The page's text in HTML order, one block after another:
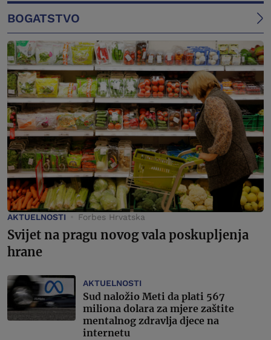
BOGATSTVO
AKTUELNOSTI Forbes Hrvatska
Svijet na pragu novog vala poskupljenja
hrane
AKTUELNOSTI
Sud naložio Meti da plati 567
miliona dolara za mjere zaštite
mentalnog zdravlja djece na
internetu